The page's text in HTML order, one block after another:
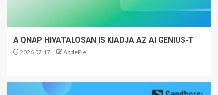
A QNAP HIVATALOSAN IS KIADJA AZ AI GENIUS-T
2026.07.17. ApplePie